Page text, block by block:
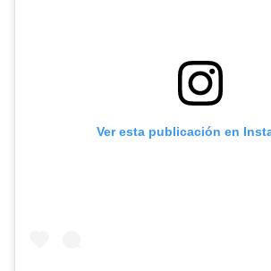
Ver esta publicación en